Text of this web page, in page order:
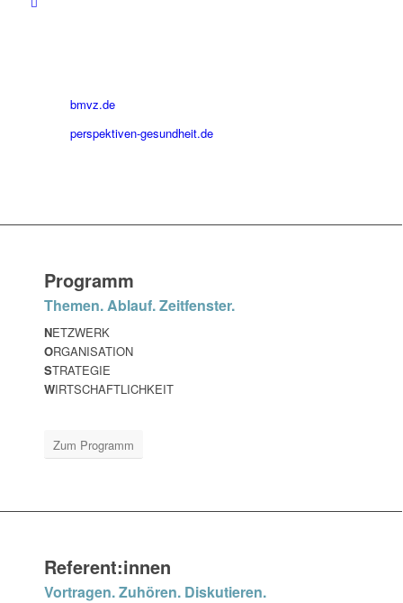
bmvz.de
perspektiven-gesundheit.de
Programm
Themen. Ablauf. Zeitfenster.
NETZWERK
ORGANISATION
STRATEGIE
WIRTSCHAFTLICHKEIT
Zum Programm
Referent:innen
Vortragen. Zuhören. Diskutieren.